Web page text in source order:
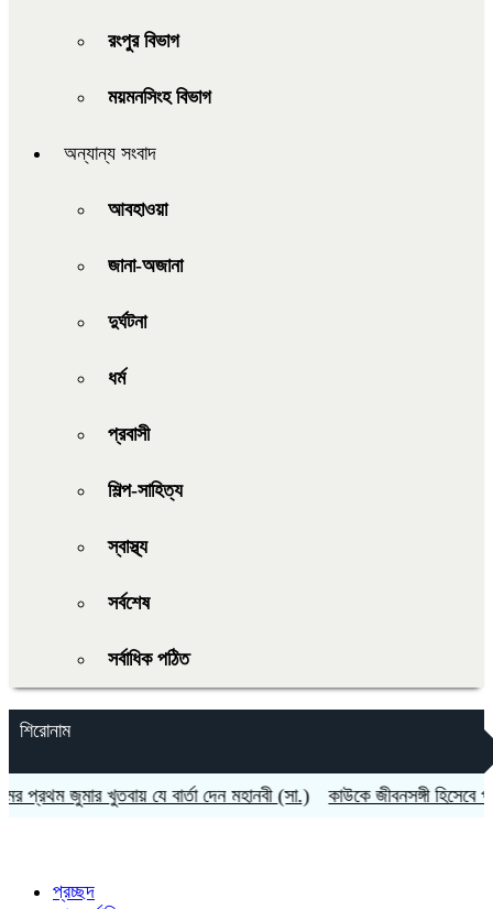
রংপুর বিভাগ
ময়মনসিংহ বিভাগ
অন্যান্য সংবাদ
আবহাওয়া
জানা-অজানা
দুর্ঘটনা
ধর্ম
প্রবাসী
শিল্প-সাহিত্য
স্বাস্থ্য
সর্বশেষ
সর্বাধিক পঠিত
শিরোনাম
জুমার খুতবায় যে বার্তা দেন মহানবী (সা.) কাউকে জীবনসঙ্গী হিসেবে
প্রচ্ছদ